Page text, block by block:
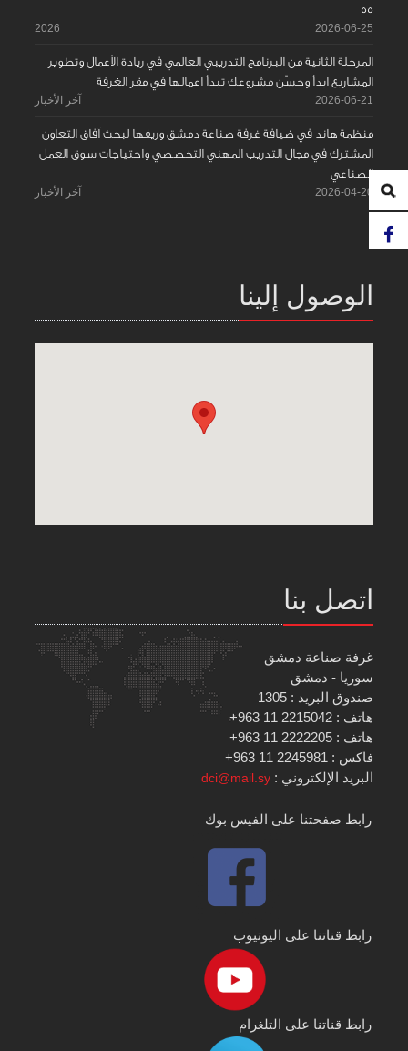
55
2026-06-25
2026
المرحلة الثانية من البرنامج التدريبي العالمي في ريادة الأعمال وتطوير
المشاريع ابدأ وحسّن مشروعك تبدأ اعمالها في مقر الغرفة
2026-06-21 آخر الأخبار
منظمة هاند في ضيافة غرفة صناعة دمشق وريفها لبحث آفاق التعاون
المشترك في مجال التدريب المهني التخصصي واحتياجات سوق العمل
الصناعي
2026-04-20 آخر الأخبار
الوصول إلينا
اتصل بنا
غرفة صناعة دمشق
سوريا - دمشق
صندوق البريد : 1305
هاتف : 2215042 11 963+
هاتف : 2222205 11 963+
فاكس : 2245981 11 963+
البريد الإلكتروني :dci@mail.sy
رابط صفحتنا على الفيس بوك
رابط قناتنا على اليوتيوب
رابط قناتنا على التلغرام